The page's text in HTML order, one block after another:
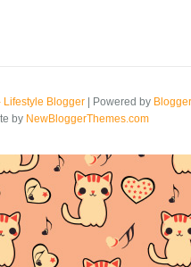
Lifestyle Blogger | Powered by Blogger
by NewBloggerThemes.com